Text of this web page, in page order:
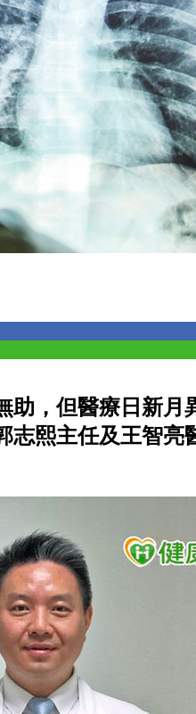
，但醫療日新
志熙主任及王智